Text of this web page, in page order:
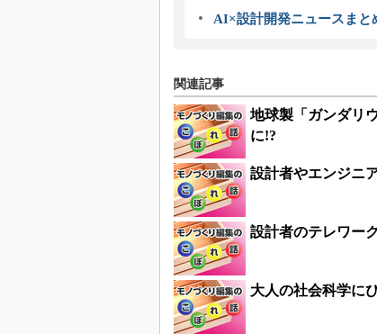
AI×設計開発ニュースまと
関連記事
地球製「ガンダリ
に!?
設計者やエンジニ
設計者のテレワー
大人の社会科学に